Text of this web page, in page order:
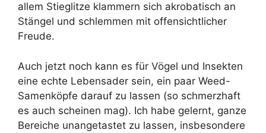
allem Stieglitze klammern sich akrobatisch an
Stängel und schlemmen mit offensichtlicher
Freude.
Auch jetzt noch kann es für Vögel und Insekten
eine echte Lebensader sein, ein paar Weed-
Samenköpfe darauf zu lassen (so schmerzhaft
es auch scheinen mag). Ich habe gelernt, ganze
Bereiche unangetastet zu lassen, insbesondere